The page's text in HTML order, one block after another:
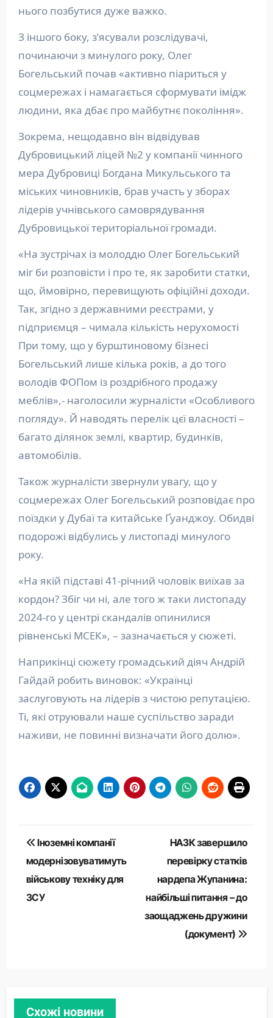
нього позбутися дуже важко.
З іншого боку, з’ясували розслідувачі,
починаючи з минулого року, Олег
Богельський почав «активно піариться у
соцмережах і намагається сформувати імідж
людини, яка дбає про майбутнє покоління».
Зокрема, нещодавно він відвідував
Дубровицький ліцей №2 у компанії чинного
мера Дубровиці Богдана Микульського та
міських чиновників, брав участь у зборах
лідерів учнівського самоврядування
Дубровицької територіальної громади.
«На зустрічах із молоддю Олег Богельський
міг би розповісти і про те, як заробити статки,
що, ймовірно, перевищують офіційні доходи.
Так, згідно з державними реєстрами, у
підприємця – чимала кількість нерухомості
При тому, що у бурштиновому бізнесі
Богельський лише кілька років, а до того
володів ФОПом із роздрібного продажу
меблів»,- наголосили журналісти «Особливого
погляду». Й наводять перелік цєї власності –
багато ділянок землі, квартир, будинків,
автомобілів.
Також журналісти звернули увагу, що у
соцмережах Олег Богельський розповідає про
поїздки у Дубаї та китайське Ґуанджоу. Обидві
подорожі відбулись у листопаді минулого
року.
«На якій підставі 41-річний чоловік виїхав за
кордон? Збіг чи ні, але того ж таки листопаду
2024-го у центрі скандалів опинилися
рівненські МСЕК», – зазначається у сюжеті.
Наприкінці сюжету громадський діяч Андрій
Гайдай робить виновок: «Українці
заслуговують на лідерів з чистою репутацією.
Ті, які отруювали наше суспільство заради
наживи, не повинні визначати його долю».
Навігація
записів
Іноземні компанії
модернізовуватимуть
військову техніку для
ЗСУ
НАЗК завершило
перевірку статків
нардепа Жупанина:
найбільші питання – до
заощаджень дружини
(документ)
Схожі новини